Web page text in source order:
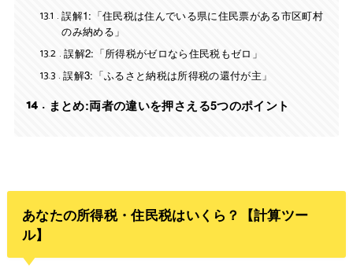
13.1
誤解1:「住民税は住んでいる県に住民票がある市区町村
のみ納める」
13.2 誤解2:「所得税がゼロなら住民税もゼロ」
13.3 誤解3:「ふるさと納税は所得税の還付が主」
14 まとめ:両者の違いを押さえる5つのポイント
あなたの所得税・住民税はいくら？【計算ツー
ル】